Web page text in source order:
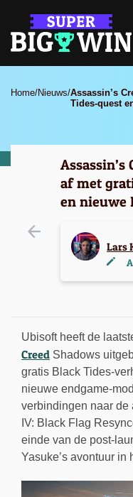
Home/Nieuws/Assassin’s
Tides-quest
af met
en nieuwe
Lars
Ubisoft heeft de
Creed Shadows
gratis Black Tides-
nieuwe endgame-
verbindingen naar de
IV: Black Flag
einde van de post-
Yasuke’s avontuur in